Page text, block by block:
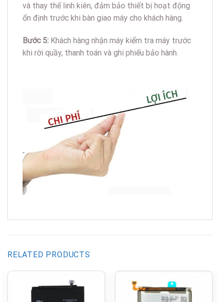
và thay thế linh kiên, đảm bảo thiết bị hoạt động
ổn định trước khi bàn giao máy cho khách hàng.
Bước 5: Khách hàng nhận máy kiểm tra máy trước
khi rời quầy, thanh toán và ghi phiếu bảo hành.
RELATED PRODUCTS